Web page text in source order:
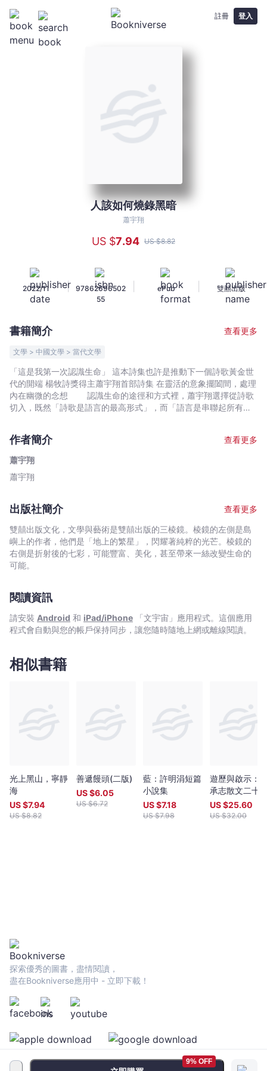
註冊 登入
蕭
宇
-
文
宇
｜
人該如何燒錄黑暗
蕭宇翔
US $7.94 US $8.82
2022/11 |
97862696502
55
ePub 雙囍出版
書籍簡介 查看更多
文學 > 中國文學 > 當代文學
「這是我第一次認識生命」 這本詩集也許是推動下一個詩歌黃金世
代的開端 楊牧詩獎得主蕭宇翔首部詩集 在靈活的意象擺闔間，處理
內在幽微的念想 認識生命的途徑和方式裡，蕭宇翔選擇從詩歌
切入，既然「詩歌是語言的最高形式」，而「語言是串聯起所有價
了從何而來——特朗斯特羅默、木心、阿巴斯、楊牧、德里克・沃
克特，也許還有一位被稱呼為「永和」說台語的人士。就如同節奏
是音樂的基本，詞彙庫的建立是詩歌創作的基礎。 燒錄，是上
個世紀的日常勞動，以鐳射將光碟的塗層燒去部分，藉以完成不可
「情」與「理」的最佳注解。 《人該如何燒錄黑暗》共分六
輯，從分輯中，層層遞進，由前人的精采作品出發，以無限自由的
遊牧的爵士做結，明白「這世上的一切都是灰塵的前身，也將是灰
塵的來世」。呈現了詩人的進路，描摹了未來的企圖，展露持續建
構快速膨脹的詩觀： 輯一，「詞彙庫」建構的展現，透過模
仿，致敬心儀的前輩寫作者。 輯二，以唱片的正反面概念，做
事性的詩作。 輯四，「告訴我什麼是生命」，一句少年的誠摯
也是空間的轉移，如何以詩伴隨生命旅程中的自己 輯六，從爵
士自由的切分節奏中，重新解放「詞彙庫」的序列，發展新的韻
絮。玻璃扇開，有人 目送在窗外。這時一些氣旋透入而種籽
紛落荒野──連根生長火芒與風葦 ──〈火芒與風葦〉
作者簡介
查看更多
蕭宇翔
蕭宇翔
出版社簡介
查看更多
雙囍出版文化，文學與藝術是雙囍出版的三棱鏡。棱鏡的左側是島
嶼上的作者，他們是「地上的繁星」，閃耀著純粹的光芒。棱鏡的
右側是折射後的七彩，可能豐富、美化，甚至帶來一絲改變生命的
可能。
閱讀資訊
請安裝 Android 和 iPad/iPhone 「文宇宙」應用程式。這個應用
程式會自動與您的帳戶保持同步，讓您隨時隨地上網或離線閱讀。
相似書籍
光上黑山，寧靜
海
US $7.94
US $8.82
善遞饅頭(二版)
US $6.05
US $6.72
藍：許明涓短篇
小說集
US $7.18
US $7.98
遊歷與啟示：
承志散文二十
篇
US $25.60
US $32.00
9% OFF
探索優秀的圖書，盡情閱讀，
盡在Bookniverse應用中 - 立即下載！